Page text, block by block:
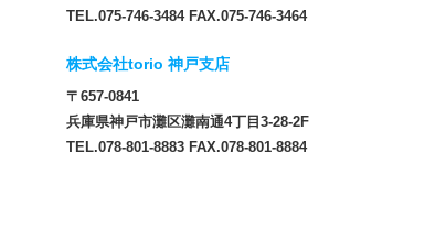
TEL.075-746-3484 FAX.075-746-3464
株式会社torio 神戸支店
〒657-0841
兵庫県神戸市灘区灘南通4丁目3-28-2F
TEL.078-801-8883 FAX.078-801-8884